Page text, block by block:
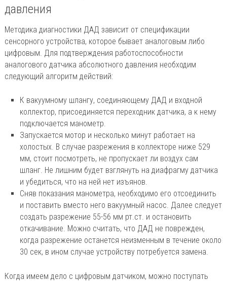
давления
Методика диагностики ДАД зависит от спецификации
сенсорного устройства, которое бывает аналоговым либо
цифровым. Для подтверждения работоспособности
аналогового датчика абсолютного давления необходим
следующий алгоритм действий:
К вакуумному шлангу, соединяющему ДАД и входной
коллектор, присоединяется переходник датчика, а к нему
подключается манометр.
Запускается мотор и несколько минут работает на
холостых. В случае разрежения в коллекторе ниже 529
мм, стоит посмотреть, не пропускает ли воздух сам
шланг. Не лишним будет взглянуть на диафрагму датчика
и убедиться, что на ней нет изъянов.
Сняв показания манометра, необходимо его отсоединить
и поставить вместо него вакуумный насос. Далее следует
создать разрежение 55-56 мм рт.ст. и остановить
откачивание. Можно считать, что ДАД не поврежден,
когда разрежение останется неизменным в течение около
30 сек, в ином случае устройству потребуется замена.
Когда имеем дело с цифровым датчиком, можно поступать